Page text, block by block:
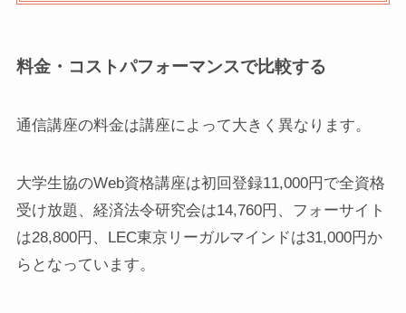
料金・コストパフォーマンスで比較する
通信講座の料金は講座によって大きく異なります。
大学生協のWeb資格講座は初回登録11,000円で全資格
受け放題、経済法令研究会は14,760円、フォーサイト
は28,800円、LEC東京リーガルマインドは31,000円か
らとなっています。